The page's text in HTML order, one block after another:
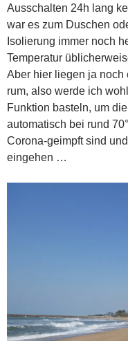
Ausschalten 24h lang
war es zum Duschen
Isolierung immer noch
Temperatur
Aber hier liegen ja noch
rum, also werde ich
Funktion basteln, um
automatisch bei rund
Corona-geimpft sind
eingehen …